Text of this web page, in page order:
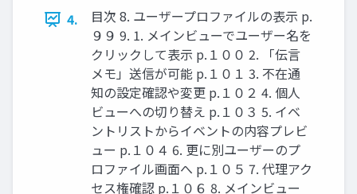
4.
目次 8. ユーザープロファイルの表示 p.
９９ 9. 1. メインビューでユーザー名を
クリックして表示 p.１００ 2. 「伝言
メモ」送信が可能 p.１０１ 3. 不在通
知の設定確認や変更 p.１０２ 4. 個人
ビューへの切り替え p.１０３ 5. イベ
ントリストからイベントの内容プレビ
ュー p.１０４ 6. 更に別ユーザーのプ
ロファイル画面へ p.１０５ 7. 代理アク
セス権確認 p.１０６ 8. メインビュー